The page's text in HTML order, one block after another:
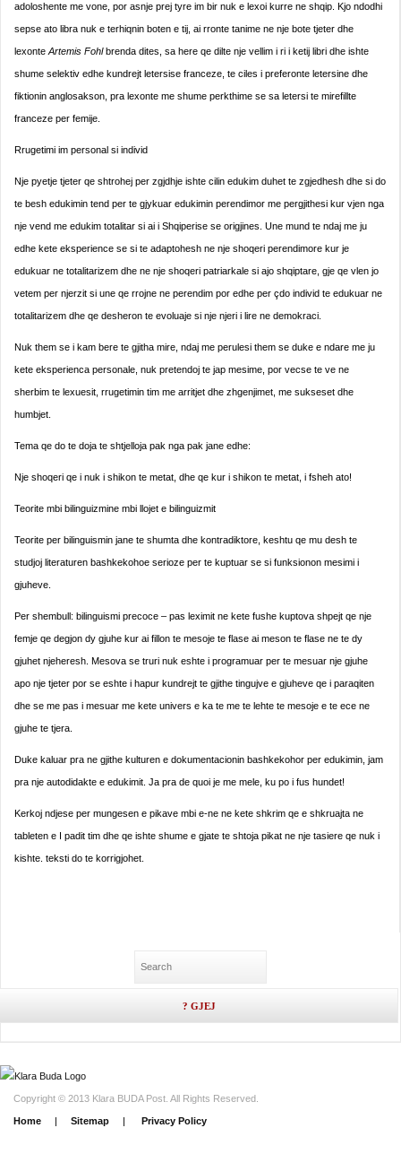
adoloshente me vone, por asnje prej tyre im bir nuk e lexoi kurre ne shqip. Kjo ndodhi
sepse ato libra nuk e terhiqnin boten e tij, ai rronte tanime ne nje bote tjeter dhe
lexonte Artemis Fohlbrenda dites, sa here qe dilte nje vellim i ri i ketij libri dhe ishte
shume selektiv edhe kundrejt letersise franceze, te ciles i preferonte letersine dhe
fiktionin anglosakson, pra lexonte me shume perkthime se sa letersi te mirefillte
franceze per femije.
Rrugetimi im personal si individ
Nje pyetje tjeter qe shtrohej per zgjdhje ishte cilin edukim duhet te zgjedhesh dhe si do
te besh edukimin tend per te gjykuar edukimin perendimor me pergjithesi kur vjen nga
nje vend me edukim totalitar si ai i Shqiperise se origjines. Une mund te ndaj me ju
edhe kete eksperience se si te adaptohesh ne nje shoqeri perendimore kur je
edukuar ne totalitarizem dhe ne nje shoqeri patriarkale si ajo shqiptare, gje qe vlen jo
vetem per njerzit si une qe rrojne ne perendim por edhe per çdo individ te edukuar ne
totalitarizem dhe qe desheron te evoluaje si nje njeri i lire ne demokraci.
Nuk them se i kam bere te gjitha mire, ndaj me perulesi them se duke e ndare me ju
kete eksperienca personale, nuk pretendoj te jap mesime, por vecse te ve ne
sherbim te lexuesit, rrugetimin tim me arritjet dhe zhgenjimet, me sukseset dhe
humbjet.
Tema qe do te doja te shtjelloja pak nga pak jane edhe:
Nje shoqeri qe i nuk i shikon te metat, dhe qe kur i shikon te metat, i fsheh ato!
Teorite mbi bilinguizmine mbi llojet e bilinguizmit
Teorite per bilinguismin jane te shumta dhe kontradiktore, keshtu qe mu desh te
studjoj literaturen bashkekohoe serioze per te kuptuar se si funksionon mesimi i
gjuheve.
Per shembull: bilinguismi precoce – pas leximit ne kete fushe kuptova shpejt qe nje
femje qe degjon dy gjuhe kur ai fillon te mesoje te flase ai meson te flase ne te dy
gjuhet njeheresh. Mesova se truri nuk eshte i programuar per te mesuar nje gjuhe
apo nje tjeter por se eshte i hapur kundrejt te gjithe tingujve e gjuheve qe i paraqiten
dhe se me pas i mesuar me kete univers e ka te me te lehte te mesoje e te ece ne
gjuhe te tjera.
Duke kaluar pra ne gjithe kulturen e dokumentacionin bashkekohor per edukimin, jam
pra nje autodidakte e edukimit. Ja pra de quoi je me mele, ku po i fus hundet!
Kerkoj ndjese per mungesen e pikave mbi e-ne ne kete shkrim qe e shkruajta ne
tableten e I padit tim dhe qe ishte shume e gjate te shtoja pikat ne nje tasiere qe nuk i
kishte. teksti do te korrigjohet.
Copyright © 2013 Klara BUDA Post. All Rights Reserved.
Home | Sitemap | Privacy Policy